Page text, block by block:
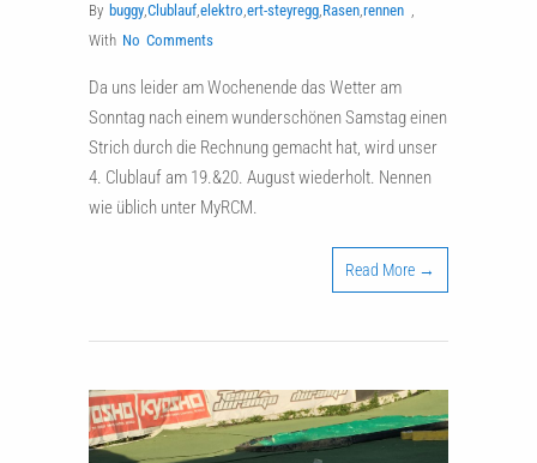
By buggy,Clublauf,elektro,ert-steyregg,Rasen,rennen ,
With No Comments
Da uns leider am Wochenende das Wetter am
Sonntag nach einem wunderschönen Samstag einen
Strich durch die Rechnung gemacht hat, wird unser
4. Clublauf am 19.&20. August wiederholt. Nennen
wie üblich unter MyRCM.
Read More →